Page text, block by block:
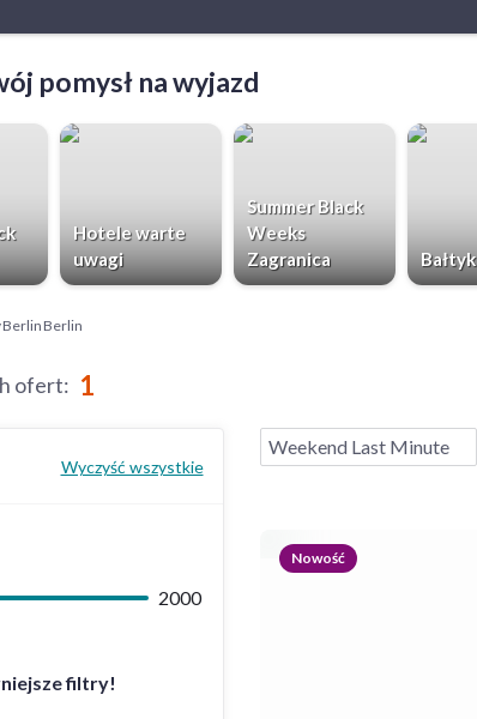
pomysł na wyjazd
Hotele warte
uwagi
Summer Black
Weeks
Zagranica
Bałtyk
BerlinBerlin
ofert: 1
Wyczyść wszystkie
2000
filtry!
Weekend Last Minute
Nowość